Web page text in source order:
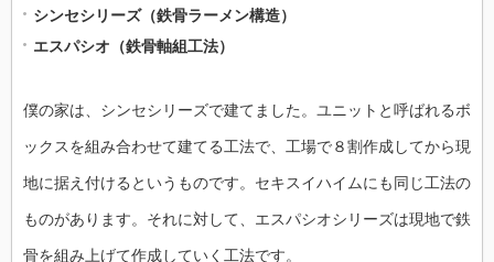
シンセシリーズ（鉄骨ラーメン構造）
エスパシオ（鉄骨軸組工法）
僕の家は、シンセシリーズで建てました。ユニットと呼ばれるボ
ックスを組み合わせて建てる工法で、工場で８割作成してから現
地に据え付けるというものです。セキスイハイムにも同じ工法の
ものがあります。それに対して、エスパシオシリーズは現地で鉄
骨を組み上げて作成していく工法です。